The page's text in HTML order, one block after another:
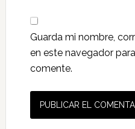
Guarda mi nombre,
en este navegador
comente.